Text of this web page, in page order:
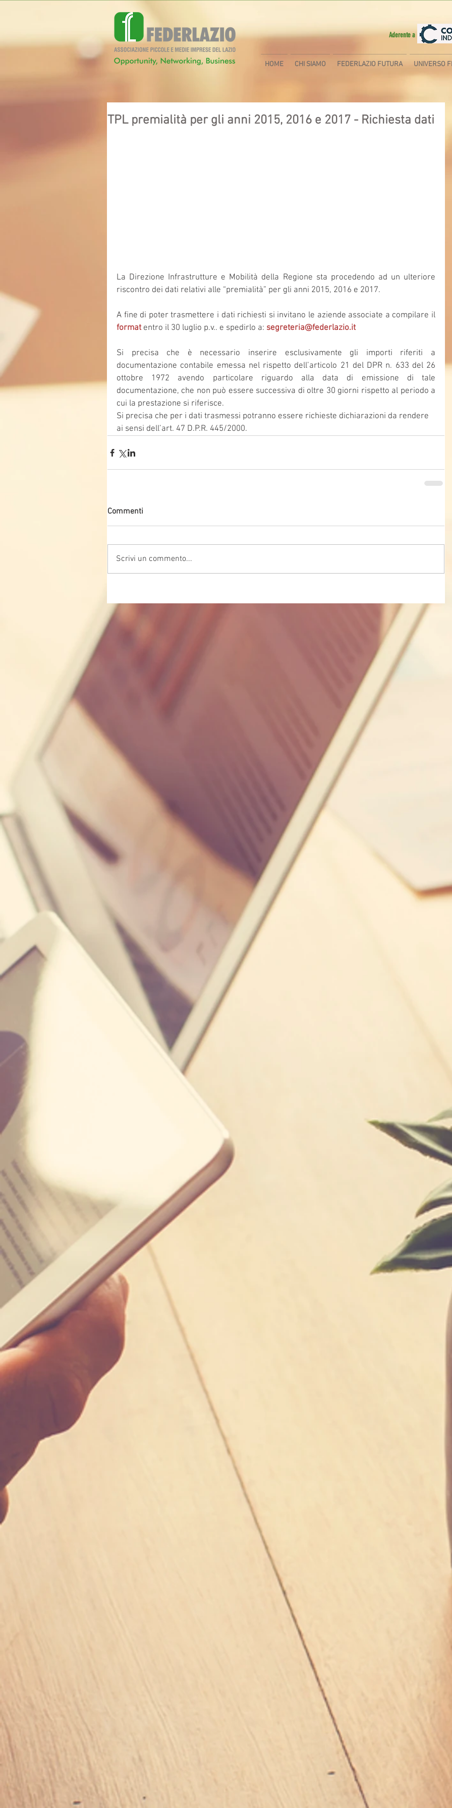
Aderente a
HOME CHI SIAMO FEDERLAZIO FUTURA UNIVERSO
TPL premialità per gli anni 2015, 2016 e 2017 - Richiesta dati
La Direzione Infrastrutture e Mobilità della Regione sta procedendo ad un ulteriore
riscontro dei dati relativi alle “premialità” per gli anni 2015, 2016 e 2017.
format entro il 30 luglio p.v.. e spedirlo a: segreteria@federlazio.it
Si precisa che è necessario inserire esclusivamente gli importi riferiti a
documentazione contabile emessa nel rispetto dell’articolo 21 del DPR n. 633 del 26
ottobre 1972 avendo particolare riguardo alla data di emissione di tale
documentazione, che non può essere successiva di oltre 30 giorni rispetto al periodo a
cui la prestazione si riferisce.
Si precisa che per i dati trasmessi potranno essere richieste dichiarazioni da rendere
ai sensi dell’art. 47 D.P.R. 445/2000.
Commenti
Scrivi un commento...